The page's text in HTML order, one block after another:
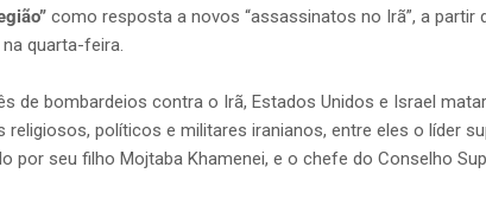
como resposta a novos “assassinatos no Irã”, a partir
quarta-feira.
de bombardeios contra o Irã, Estados Unidos e Israel
religiosos, políticos e militares iranianos, entre eles o líder
por seu filho Mojtaba Khamenei, e o chefe do Conselho